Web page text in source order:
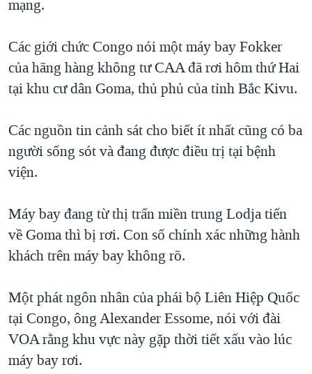
GIÁO DỤC
THƯỢNG ĐỈNH TRUMP-KIM TẠI VIỆT NAM
TRỊNH VĨNH BÌNH VS. CHÍNH PHỦ VIỆT NAM
NGƯ DÂN VIỆT VÀ LÀN SÓNG TRỘM HẢI SÂM
BÊN KIA QUỐC LỘ: TIẾNG VỌNG TỪ NÔNG THÔN MỸ
QUAN HỆ VIỆT MỸ
mạng.
Các giới chức Congo nói một máy bay Fokker
của hãng hàng không tư CAA đã rơi hôm thứ Hai
tại khu cư dân Goma, thủ phủ của tỉnh Bắc Kivu.
Các nguồn tin cảnh sát cho biết ít nhất cũng có ba
người sống sót và đang được điều trị tại bệnh
viện.
Máy bay đang từ thị trấn miền trung Lodja tiến
về Goma thì bị rơi. Con số chính xác những hành
khách trên máy bay không rõ.
Một phát ngôn nhân của phái bộ Liên Hiệp Quốc
tại Congo, ông Alexander Essome, nói với đài
VOA rằng khu vực này gặp thời tiết xấu vào lúc
máy bay rơi.